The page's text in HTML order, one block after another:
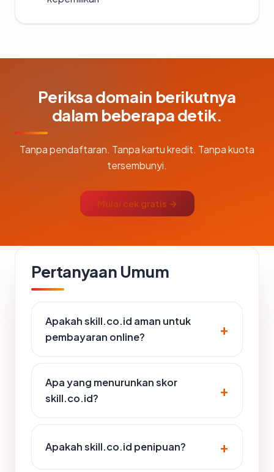
Periksa domain berikutnya
dalam beberapa detik.
Tanpa pendaftaran. Tanpa kartu kredit. Tanpa kuota
tersembunyi.
Mulai cek gratis →
Pertanyaan Umum
Apakah skill.co.id aman untuk
pembayaran online?
Apa yang menurunkan skor
skill.co.id?
Apakah skill.co.id penipuan?